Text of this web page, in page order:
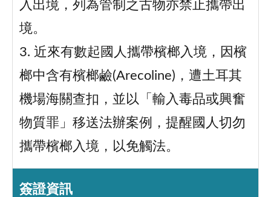
入出境，列為管制之古物亦禁止攜帶出
境。
3. 近來有數起國人攜帶檳榔入境，因檳
榔中含有檳榔鹼(Arecoline)，遭土耳其
機場海關查扣，並以「輸入毒品或興奮
物質罪」移送法辦案例，提醒國人切勿
攜帶檳榔入境，以免觸法。
簽證資訊